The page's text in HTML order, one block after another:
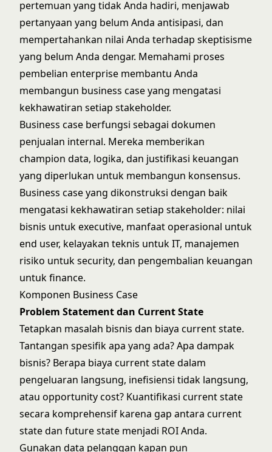
pertemuan yang tidak Anda hadiri, menjawab
pertanyaan yang belum Anda antisipasi, dan
mempertahankan nilai Anda terhadap skeptisisme
yang belum Anda dengar. Memahami proses
pembelian enterprise membantu Anda
membangun business case yang mengatasi
kekhawatiran setiap stakeholder.
Business case berfungsi sebagai dokumen
penjualan internal. Mereka memberikan
champion data, logika, dan justifikasi keuangan
yang diperlukan untuk membangun konsensus.
Business case yang dikonstruksi dengan baik
mengatasi kekhawatiran setiap stakeholder: nilai
bisnis untuk executive, manfaat operasional untuk
end user, kelayakan teknis untuk IT, manajemen
risiko untuk security, dan pengembalian keuangan
untuk finance.
Komponen Business Case
Problem Statement dan Current State
Tetapkan masalah bisnis dan biaya current state.
Tantangan spesifik apa yang ada? Apa dampak
bisnis? Berapa biaya current state dalam
pengeluaran langsung, inefisiensi tidak langsung,
atau opportunity cost? Kuantifikasi current state
secara komprehensif karena gap antara current
state dan future state menjadi ROI Anda.
Gunakan data pelanggan kapan pun